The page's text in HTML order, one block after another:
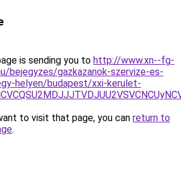
is sending you to http://www.xn--fg-
bejegyzes/gazkazanok-szervize-es-
helyen/budapest/xxi-kerulet-
to visit that page, you can return to
.